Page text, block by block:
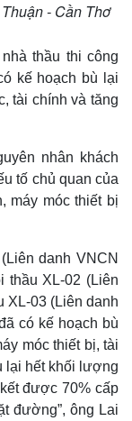
- Cần Thơ
thầu thi công
kế hoạch bù lại
tài chính và tăng
nhân khách
tố chủ quan của
máy móc thiết bị
danh VNCN
thầu XL-02 (Liên
XL-03 (Liên danh
có kế hoạch bù
móc thiết bị, tài
lại hết khối lượng
được 70% cấp
đường”, ông Lai